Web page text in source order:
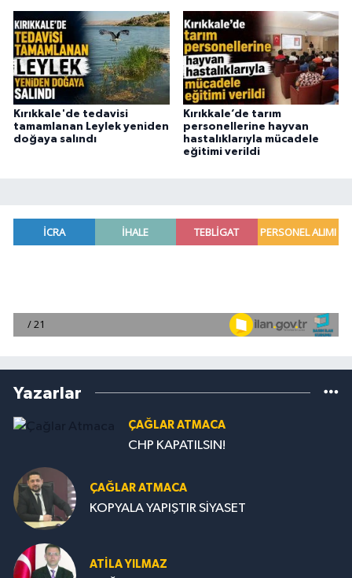
Kırıkkale'de tedavisi
tamamlanan Leylek yeniden
doğaya salındı
Kırıkkale’de tarım
personellerine hayvan
hastalıklarıyla mücadele
eğitimi verildi
Yazarlar
ÇAĞLAR ATMACA
CHP KAPATILSIN!
ÇAĞLAR ATMACA
KOPYALA YAPIŞTIR SİYASET
ATILA YILMAZ